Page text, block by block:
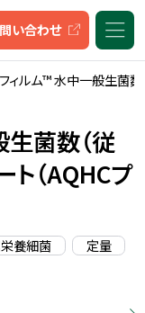
ード検索
い合わせ
ィルム™ 水中一般生菌数
菌数（従
（AQHCプ
養細菌
定量